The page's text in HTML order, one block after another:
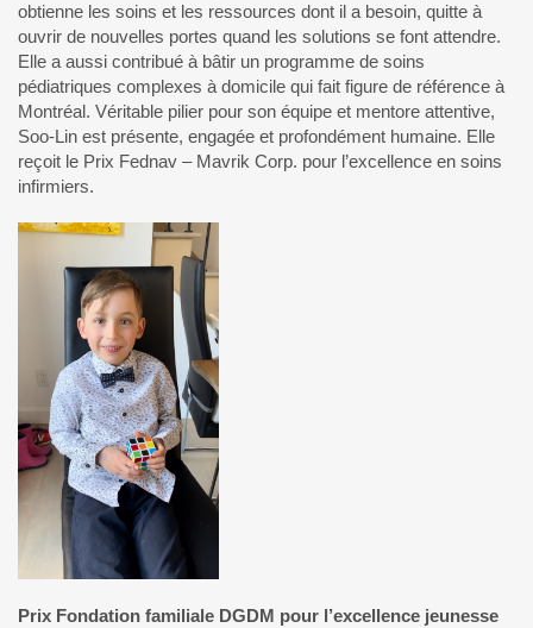
obtienne les soins et les ressources dont il a besoin, quitte à
ouvrir de nouvelles portes quand les solutions se font attendre.
Elle a aussi contribué à bâtir un programme de soins
pédiatriques complexes à domicile qui fait figure de référence à
Montréal. Véritable pilier pour son équipe et mentore attentive,
Soo-Lin est présente, engagée et profondément humaine. Elle
reçoit le Prix Fednav – Mavrik Corp. pour l’excellence en soins
infirmiers.
Prix Fondation familiale DGDM pour l’excellence jeunesse